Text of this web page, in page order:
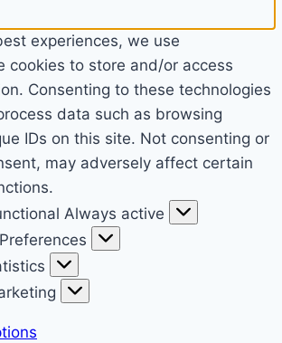
experiences, we use
cookies to store and/or access
Consenting to these technologies
data such as browsing
IDs on this site. Not consenting or
may adversely affect certain
Always active
Preferences